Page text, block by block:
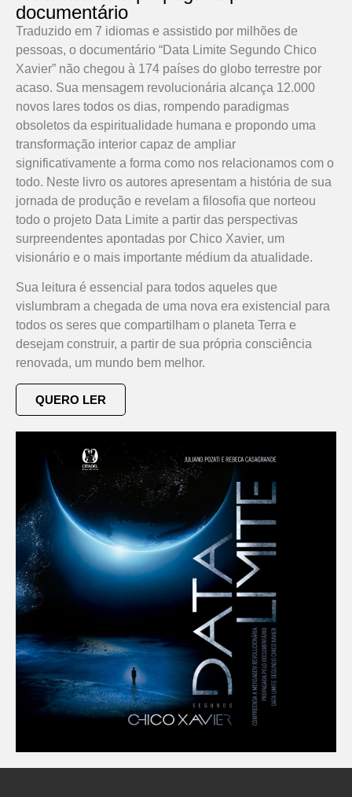
documentário
Traduzido em 7 idiomas e assistido por milhões de
pessoas, o documentário “Data Limite Segundo Chico
Xavier” não chegou à 174 países do globo terrestre por
acaso. Sua mensagem revolucionária alcança 12.000
novos lares todos os dias, rompendo paradigmas
obsoletos da espiritualidade humana e propondo uma
transformação interior capaz de ampliar
significativamente a forma como nos relacionamos com o
todo. Neste livro os autores apresentam a história de sua
jornada de produção e revelam a filosofia que norteou
todo o projeto Data Limite a partir das perspectivas
surpreendentes apontadas por Chico Xavier, um
visionário e o mais importante médium da atualidade.
Sua leitura é essencial para todos aqueles que
vislumbram a chegada de uma nova era existencial para
todos os seres que compartilham o planeta Terra e
desejam construir, a partir de sua própria consciência
renovada, um mundo bem melhor.
QUERO LER